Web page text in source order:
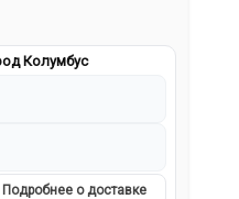
Колумбус
Подробнее о доставке